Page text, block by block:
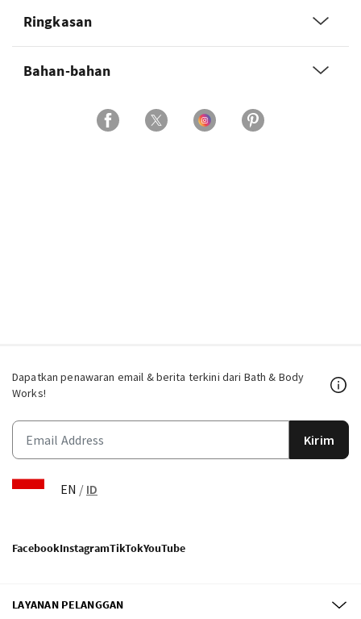
Ringkasan
Bahan-bahan
Dapatkan penawaran email & berita terkini dari Bath & Body
Works!
Kirim
EN / ID
FacebookInstagramTikTokYouTube
LAYANAN PELANGGAN